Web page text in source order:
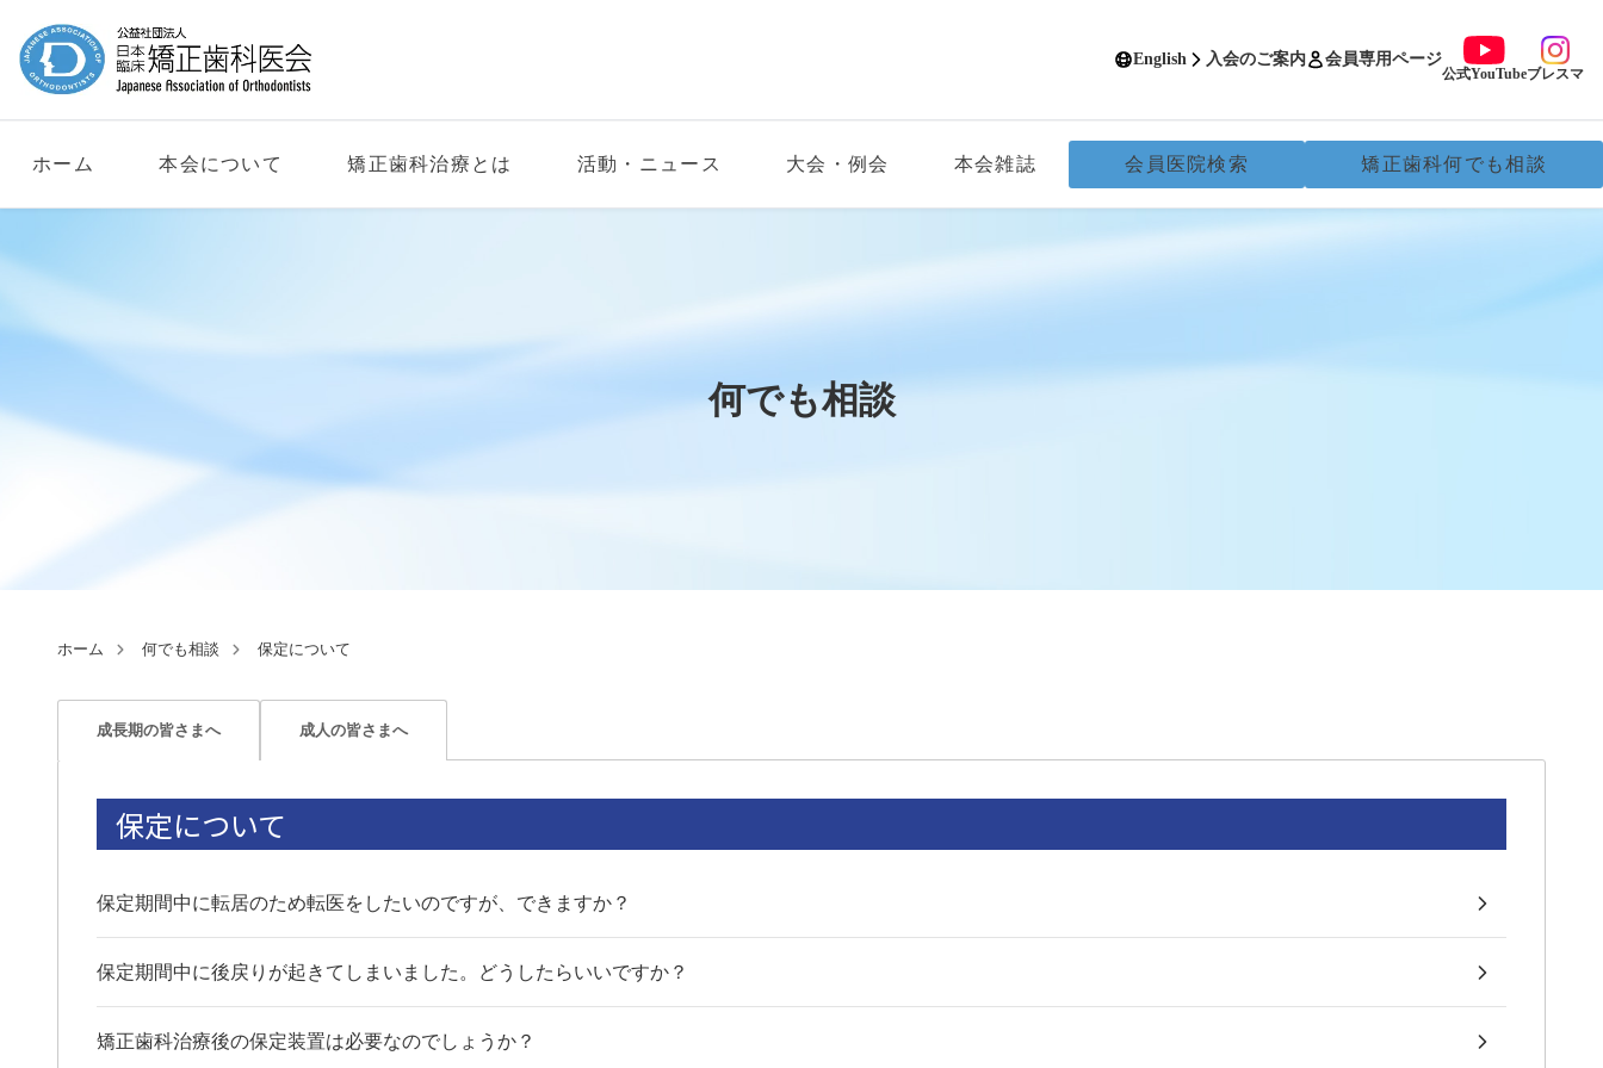
English 入会のご案内 会員専用ページ
公式YouTubeブレスマ
ホーム 本会について 矯正歯科治療とは 活動・ニュース 大会・例会 本会雑誌 会員医院検索 矯正歯科何でも相談
何でも相談
ホーム 何でも相談 保定について
成長期の皆さまへ 成人の皆さまへ
保定について
保定期間中に転居のため転医をしたいのですが、できますか？
保定期間中に後戻りが起きてしまいました。どうしたらいいですか？
矯正歯科治療後の保定装置は必要なのでしょうか？